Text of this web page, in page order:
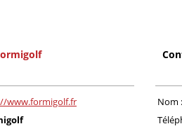
www.formigolf.fr
Nom :